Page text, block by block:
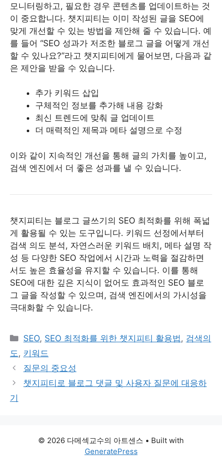
모니터링하고, 필요한 경우 콘텐츠를 업데이트하는 것
이 중요합니다. 챗지피티는 이미 작성된 글을 SEO에
맞게 개선할 수 있는 방법을 제안해 줄 수 있습니다. 예
를 들어 “SEO 성과가 저조한 블로그 글을 어떻게 개선
할 수 있나요?”라고 챗지피티에게 물어보면, 다음과 같
은 제안을 받을 수 있습니다.
추가 키워드 삽입
구체적인 정보를 추가해 내용 강화
최신 트렌드에 맞춰 글 업데이트
더 매력적인 제목과 메타 설명으로 수정
이와 같이 지속적인 개선을 통해 글의 가치를 높이고,
검색 엔진에서 더 좋은 성과를 낼 수 있습니다.
챗지피티는 블로그 글쓰기의 SEO 최적화를 위해 폭넓
게 활용될 수 있는 도구입니다. 키워드 선정에서부터
검색 의도 분석, 자연스러운 키워드 배치, 메타 설명 작
성 등 다양한 SEO 작업에서 시간과 노력을 절감하면
서도 높은 효율성을 유지할 수 있습니다. 이를 통해
SEO에 대한 깊은 지식이 없어도 효과적인 SEO 블로
그 글을 작성할 수 있으며, 검색 엔진에서의 가시성을
극대화할 수 있습니다.
Categories
SEO, SEO 최적화를 위한 챗지피티 활용법 , 검색의
도 , 키워드
질문의 중요성
챗지피티로 블로그 댓글 및 사용자 질문에 대응하
기
© 2026 다메섹교수의 아트센스 • Built with
GeneratePress